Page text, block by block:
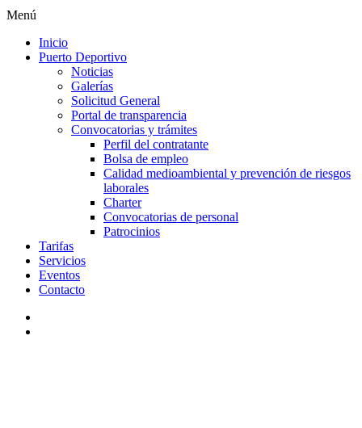
Menú
Inicio
Puerto Deportivo
Noticias
Galerías
Solicitud General
Portal de transparencia
Convocatorias y trámites
Perfil del contratante
Bolsa de empleo
Calidad medioambiental y prevención de riesgos
laborales
Charter
Convocatorias de personal
Patrocinios
Tarifas
Servicios
Eventos
Contacto